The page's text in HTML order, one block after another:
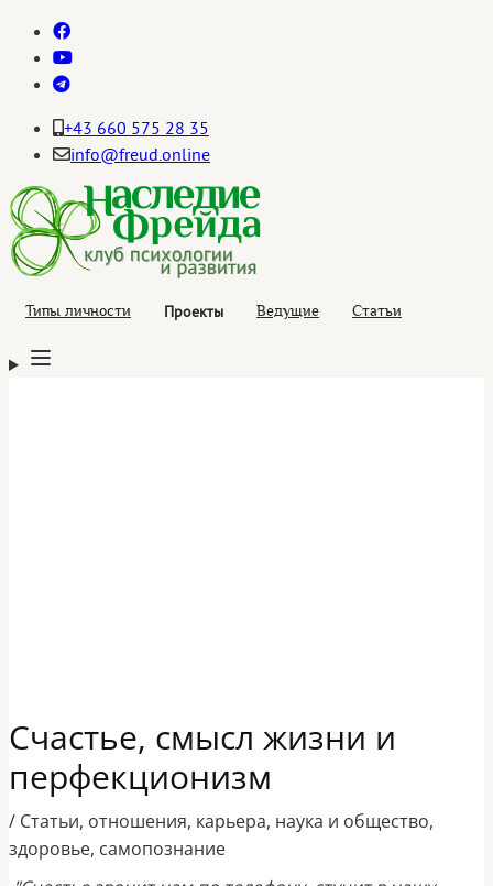
+43 660 575 28 35
info@freud.online
Типы личности Проекты Ведущие Статьи
Счастье, смысл жизни и
перфекционизм
/ Статьи, отношения, карьера, наука и общество,
здоровье, самопознание